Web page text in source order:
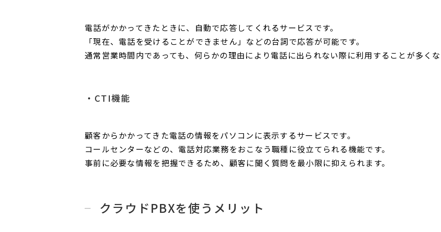
電話がかかってきたときに、自動で応答してくれるサービスです。
「現在、電話を受けることができません」などの台詞で応答が可能です。
通常営業時間内であっても、何らかの理由により電話に出られない際に利用することが多く
CTI機能
顧客からかかってきた電話の情報をパソコンに表示するサービスです。
コールセンターなどの、電話対応業務をおこなう職種に役立てられる機能です。
事前に必要な情報を把握できるため、顧客に聞く質問を最小限に抑えられます。
クラウドPBXを使うメリット